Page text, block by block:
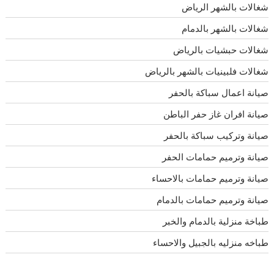
شغالات بالشهر الرياض
شغالات بالشهر بالدمام
شغالات حبشيات بالرياض
شغالات فلبينيات بالشهر بالرياض
صيانة اعمال سباكة بالحفر
صيانة افران غاز حفر الباطن
صيانة وتركيب سباكة بالحفر
صيانة وترميم حمامات الحفر
صيانة وترميم حمامات بالاحساء
صيانة وترميم حمامات بالدمام
طباخة منزلية بالدمام والخبر
طباخه منزليه بالجبيل والاحساء